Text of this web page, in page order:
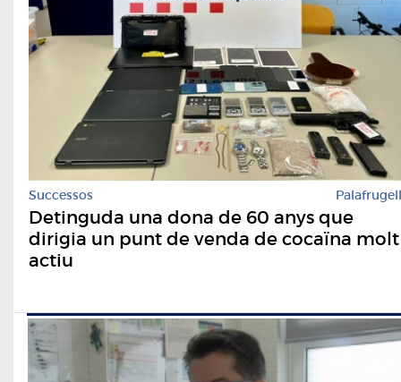
Successos Palafrugell
Detinguda una dona de 60 anys que
dirigia un punt de venda de cocaïna molt
actiu